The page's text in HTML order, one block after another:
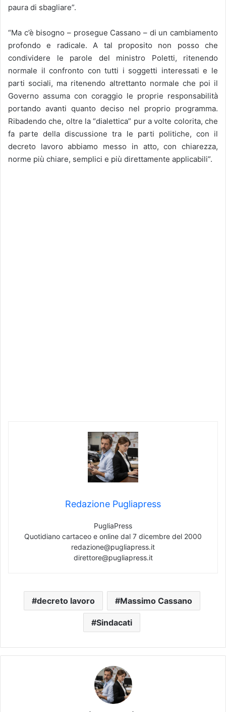
paura di sbagliare”.
“Ma c’è bisogno – prosegue Cassano – di un cambiamento
profondo e radicale. A tal proposito non posso che
condividere le parole del ministro Poletti, ritenendo
normale il confronto con tutti i soggetti interessati e le
parti sociali, ma ritenendo altrettanto normale che poi il
Governo assuma con coraggio le proprie responsabilità
portando avanti quanto deciso nel proprio programma.
Ribadendo che, oltre la “dialettica” pur a volte colorita, che
fa parte della discussione tra le parti politiche, con il
decreto lavoro abbiamo messo in atto, con chiarezza,
norme più chiare, semplici e più direttamente applicabili”.
Redazione Pugliapress
PugliaPress
Quotidiano cartaceo e online dal 7 dicembre del 2000
redazione@pugliapress.it
direttore@pugliapress.it
decreto lavoro Massimo Cassano
Sindacati